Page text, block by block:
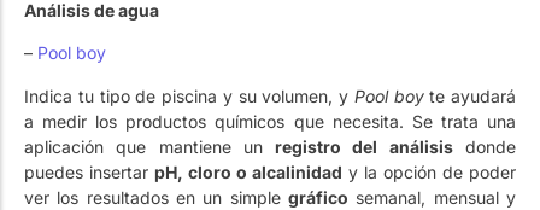
Análisis de agua
– Pool boy
Indica tu tipo de piscina y su volumen, y Pool boyte ayudará
a medir los productos químicos que necesita. Se trata una
aplicación que mantiene unregistro del análisisdonde
puedes insertar pH, cloro o alcalinidad y la opción de poder
ver los resultados en un simple gráfico semanal, mensual y